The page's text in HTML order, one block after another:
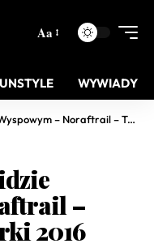
Aa
WYWIADY
Noraftrail – Tymbarskie Pagórki 2016
–
2016